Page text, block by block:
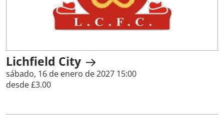
Lichfield City
sábado, 16 de enero de 2027 15:00
desde £3.00